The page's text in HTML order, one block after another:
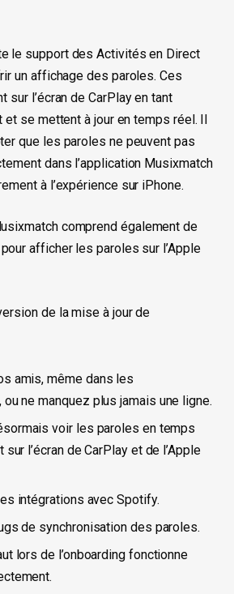
le support des Activités en Direct
un affichage des paroles. Ces
sur l’écran de CarPlay en tant
et se mettent à jour en temps réel. Il
que les paroles ne peuvent pas
dans l’application Musixmatch
à l’expérience sur iPhone.
comprend également de
afficher les paroles sur l’Apple
de la mise à jour de
amis, même dans les
ne manquez plus jamais une ligne.
voir les paroles en temps
l’écran de CarPlay et de l’Apple
intégrations avec Spotify.
de synchronisation des paroles.
lors de l’onboarding fonctionne